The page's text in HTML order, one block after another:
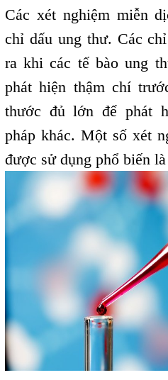
Các xét nghiệm miễn
chỉ dấu ung thư. Các
ra khi các tế bào ung
phát hiện thậm chí
thước đủ lớn để phát
pháp khác. Một số xét
được sử dụng phổ biến